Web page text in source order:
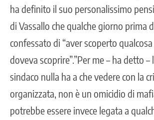
ha definito il suo personalissimo
di Vassallo che qualche giorno prima
confessato di “aver scoperto
doveva scoprire”.”Per me – ha detto
sindaco nulla ha a che vedere con la
organizzata, non è un omicidio di
potrebbe essere invece legata a